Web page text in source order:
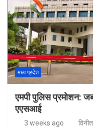
मध्य प्रदेश
एमपी पुलिस प्रमोशन:
एएसआई
3 weeks ago